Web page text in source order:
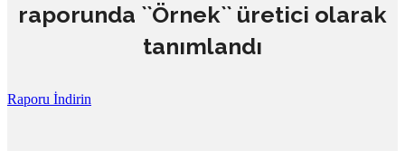
raporunda ``Örnek`` üretici olarak
tanımlandı
Raporu İndirin